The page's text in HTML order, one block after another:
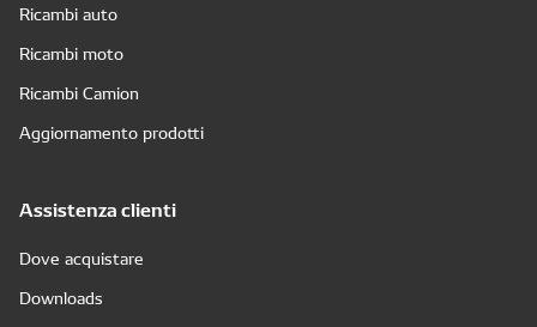
Ricambi auto
Ricambi moto
Ricambi Camion
Aggiornamento prodotti
Assistenza clienti
Dove acquistare
Downloads